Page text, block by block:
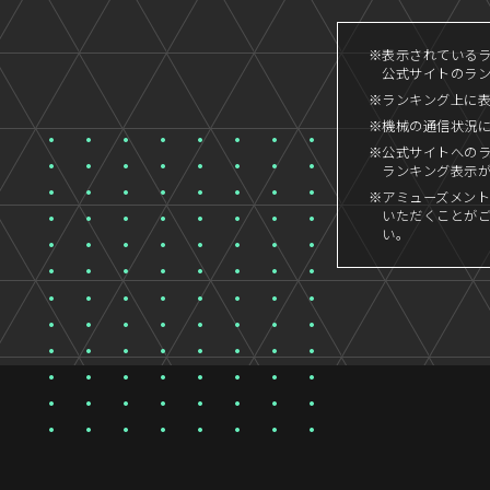
※表示されている
公式サイトのラ
※ランキング上に
※機械の通信状況
※公式サイトへの
ランキング表示
※アミューズメン
いただくことが
い。